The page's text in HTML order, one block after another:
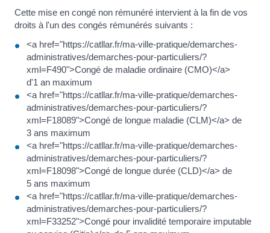
Cette mise en congé non rémunéré intervient à la fin de vos
droits à l'un des congés rémunérés suivants :
<a href="https://catllar.fr/ma-ville-pratique/demarches-
administratives/demarches-pour-particuliers/?
xml=F490">Congé de maladie ordinaire (CMO)</a>
d'1 an maximum
<a href="https://catllar.fr/ma-ville-pratique/demarches-
administratives/demarches-pour-particuliers/?
xml=F18089">Congé de longue maladie (CLM)</a> de
3 ans maximum
<a href="https://catllar.fr/ma-ville-pratique/demarches-
administratives/demarches-pour-particuliers/?
xml=F18098">Congé de longue durée (CLD)</a> de
5 ans maximum
<a href="https://catllar.fr/ma-ville-pratique/demarches-
administratives/demarches-pour-particuliers/?
xml=F33252">Congé pour invalidité temporaire imputable